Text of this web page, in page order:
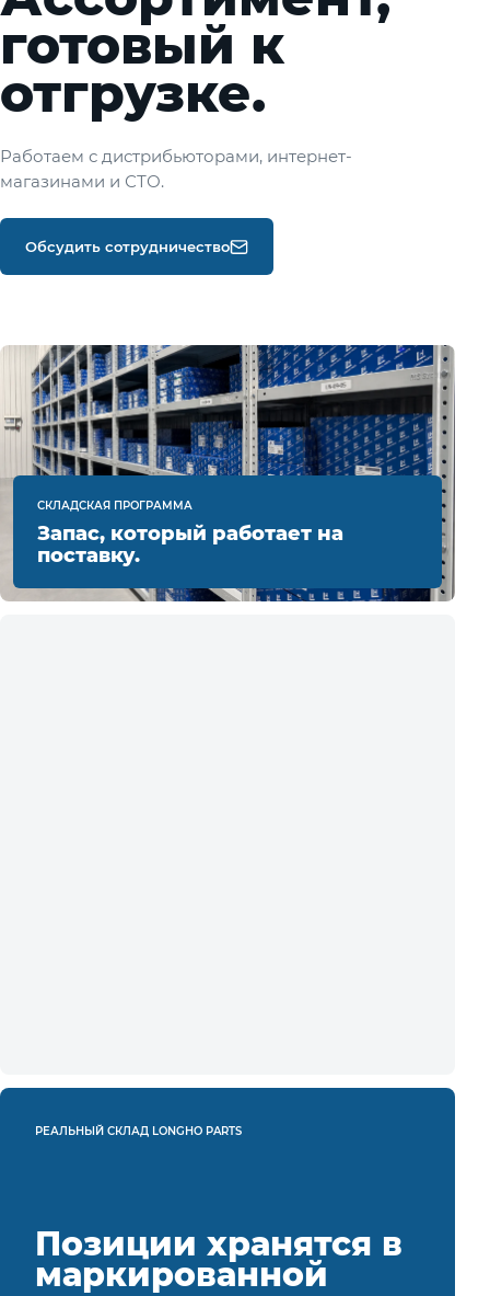
готовый к
отгрузке.
Работаем с дистрибьюторами, интернет-
магазинами и СТО.
Обсудить сотрудничество
СКЛАДСКАЯ ПРОГРАММА
Запас, который работает на
поставку.
РЕАЛЬНЫЙ СКЛАД LONGHO PARTS
Позиции хранятся в
маркированной